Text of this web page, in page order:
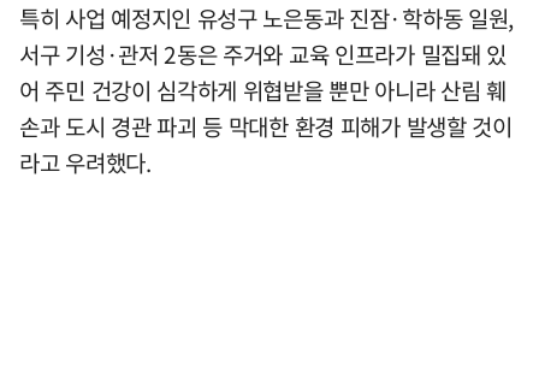
특히 사업 예정지인 유성구 노은동과 진잠·학하동 일원,
서구 기성·관저 2동은 주거와 교육 인프라가 밀집돼 있
어 주민 건강이 심각하게 위협받을 뿐만 아니라 산림 훼
손과 도시 경관 파괴 등 막대한 환경 피해가 발생할 것이
라고 우려했다.